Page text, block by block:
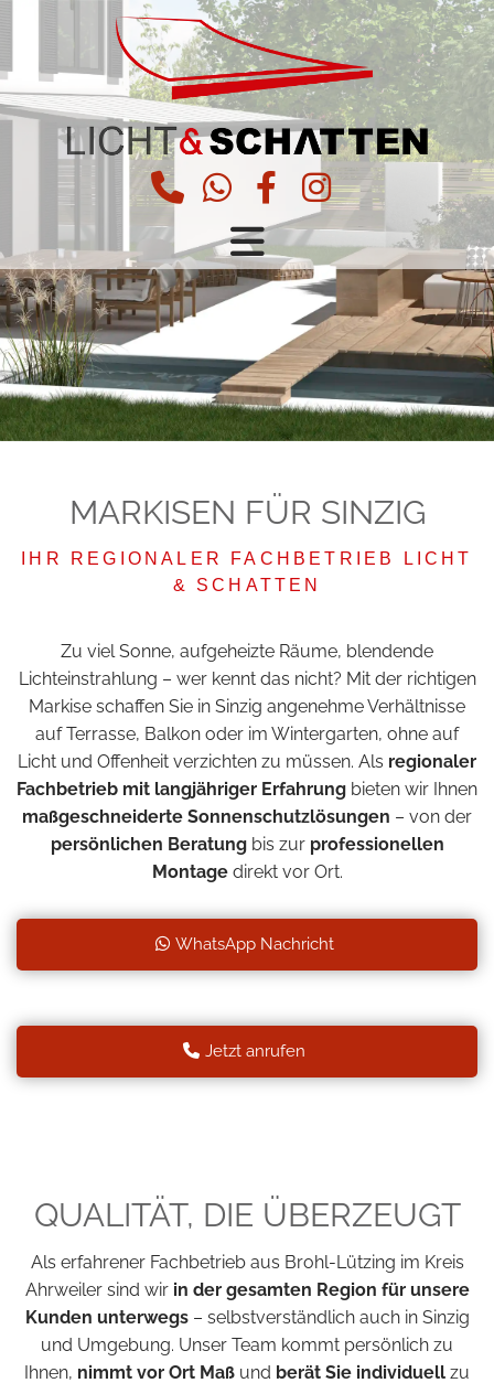
MARKISEN FÜR SINZIG
IHR REGIONALER FACHBETRIEB LICHT
& SCHATTEN
Zu viel Sonne, aufgeheizte Räume, blendende
Lichteinstrahlung – wer kennt das nicht? Mit der richtigen
Markise schaffen Sie in Sinzig angenehme Verhältnisse
auf Terrasse, Balkon oder im Wintergarten, ohne auf
Licht und Offenheit verzichten zu müssen. Als regionaler
Fachbetrieb mit langjähriger Erfahrung bieten wir Ihnen
maßgeschneiderte Sonnenschutzlösungen – von der
persönlichen Beratungbis zur professionellen
Montagedirekt vor Ort.
WhatsApp Nachricht
Jetzt anrufen
QUALITÄT, DIE ÜBERZEUGT
Als erfahrener Fachbetrieb aus Brohl-Lützing im Kreis
Ahrweiler sind wir in der gesamten Region für unsere
Kunden unterwegs– selbstverständlich auch in Sinzig
und Umgebung. Unser Team kommt persönlich zu
Ihnen, nimmt vor Ort Maß und berät Sie individuell zu